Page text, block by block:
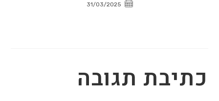
31/03/2025
כתיבת תגובה